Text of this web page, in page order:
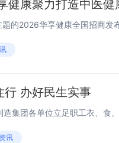
健康聚力打造中医健
行 办好民生实事
讯